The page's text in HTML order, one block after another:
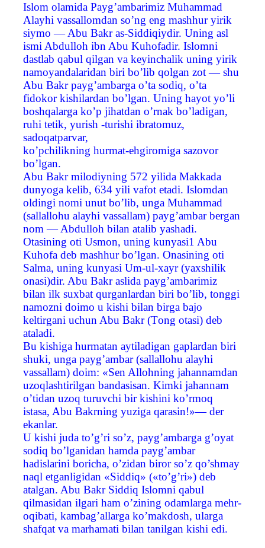
Islom olamida Payg’ambarimiz Muhammad
Alayhi vassallomdan so’ng eng mashhur yirik
siymo — Abu Bakr as-Siddiqiydir. Uning asl
ismi Abdulloh ibn Abu Kuhofadir. Islomni
dastlab qabul qilgan va keyinchalik uning yirik
namoyandalaridan biri bo’lib qolgan zot — shu
Abu Bakr payg’ambarga o’ta sodiq, o’ta
fidokor kishilardan bo’lgan. Uning hayot yo’li
boshqalarga ko’p jihatdan o’rnak bo’ladigan,
ruhi tetik, yurish -turishi ibratomuz,
sadoqatparvar,
ko’pchilikning hurmat-ehgiromiga sazovor
bo’lgan.
Abu Bakr milodiyning 572 yilida Makkada
dunyoga kelib, 634 yili vafot etadi. Islomdan
oldingi nomi unut bo’lib, unga Muhammad
(sallallohu alayhi vassallam) payg’ambar bergan
nom — Abdulloh bilan atalib yashadi.
Otasining oti Usmon, uning kunyasi1 Abu
Kuhofa deb mashhur bo’lgan. Onasining oti
Salma, uning kunyasi Um-ul-xayr (yaxshilik
onasi)dir. Abu Bakr aslida payg’ambarimiz
bilan ilk suxbat qurganlardan biri bo’lib, tonggi
namozni doimo u kishi bilan birga bajo
keltirgani uchun Abu Bakr (Тong otasi) deb
ataladi.
Bu kishiga hurmatan aytiladigan gaplardan biri
shuki, unga payg’ambar (sallallohu alayhi
vassallam) doim: «Sen Allohning jahannamdan
uzoqlashtirilgan bandasisan. Kimki jahannam
o’tidan uzoq turuvchi bir kishini ko’rmoq
istasa, Abu Bakrning yuziga qarasin!»— der
ekanlar.
U kishi juda to’g’ri so’z, payg’ambarga g’oyat
sodiq bo’lganidan hamda payg’ambar
hadislarini boricha, o’zidan biror so’z qo’shmay
naql etganligidan «Siddiq» («to’g’ri») deb
atalgan. Abu Bakr Siddiq Islomni qabul
qilmasidan ilgari ham o’zining odamlarga mehr-
oqibati, kambag’allarga ko’makdosh, ularga
shafqat va marhamati bilan tanilgan kishi edi.